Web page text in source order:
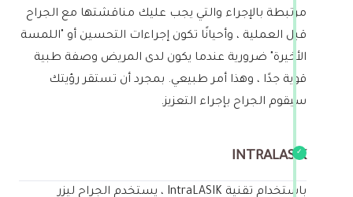
مرتبطة بالإجراء والتي يجب عليك مناقشتها مع الجراح
قبل العملية ، وأحيانًا تكون إجراءات التحسين أو "اللمسة
الأخيرة" ضرورية عندما يكون لدى المريض وصفة طبية
قوية جدًا ، وهذا أمر طبيعي. بمجرد أن تستقر رؤيتك
سيقوم الجراح بإجراء التعزيز.
INTRALASIK
باستخدام تقنية IntraLASIK ، يستخدم الجراح ليزر